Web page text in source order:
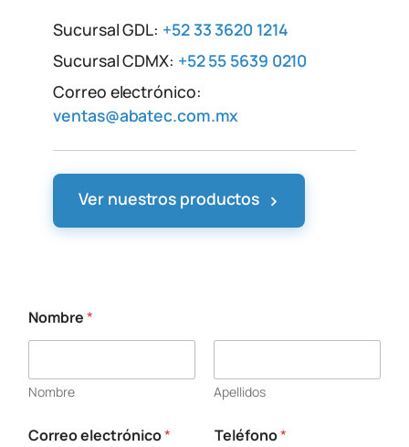
Sucursal GDL: +52 33 3620 1214
Sucursal CDMX: +52 55 5639 0210
Correo electrónico:
ventas@abatec.com.mx
Ver nuestros productos ›
Nombre*
Nombre Apellidos
Correo electrónico* Teléfono*